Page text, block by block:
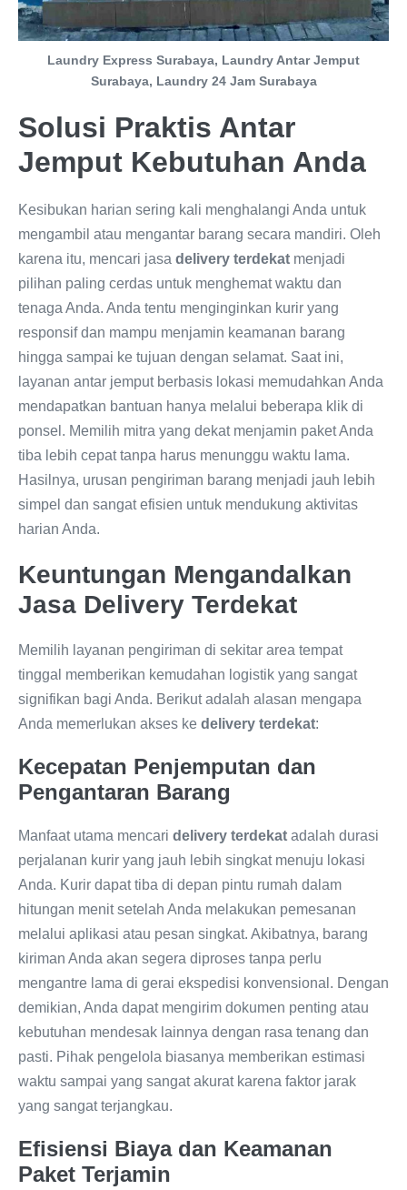
Laundry Express Surabaya, Laundry Antar Jemput
Surabaya, Laundry 24 Jam Surabaya
Solusi Praktis Antar
Jemput Kebutuhan Anda
Kesibukan harian sering kali menghalangi Anda untuk
mengambil atau mengantar barang secara mandiri. Oleh
karena itu, mencari jasa delivery terdekat menjadi
pilihan paling cerdas untuk menghemat waktu dan
tenaga Anda. Anda tentu menginginkan kurir yang
responsif dan mampu menjamin keamanan barang
hingga sampai ke tujuan dengan selamat. Saat ini,
layanan antar jemput berbasis lokasi memudahkan Anda
mendapatkan bantuan hanya melalui beberapa klik di
ponsel. Memilih mitra yang dekat menjamin paket Anda
tiba lebih cepat tanpa harus menunggu waktu lama.
Hasilnya, urusan pengiriman barang menjadi jauh lebih
simpel dan sangat efisien untuk mendukung aktivitas
harian Anda.
Keuntungan Mengandalkan
Jasa Delivery Terdekat
Memilih layanan pengiriman di sekitar area tempat
tinggal memberikan kemudahan logistik yang sangat
signifikan bagi Anda. Berikut adalah alasan mengapa
Anda memerlukan akses ke delivery terdekat:
Kecepatan Penjemputan dan
Pengantaran Barang
Manfaat utama mencari delivery terdekat adalah durasi
perjalanan kurir yang jauh lebih singkat menuju lokasi
Anda. Kurir dapat tiba di depan pintu rumah dalam
hitungan menit setelah Anda melakukan pemesanan
melalui aplikasi atau pesan singkat. Akibatnya, barang
kiriman Anda akan segera diproses tanpa perlu
mengantre lama di gerai ekspedisi konvensional. Dengan
demikian, Anda dapat mengirim dokumen penting atau
kebutuhan mendesak lainnya dengan rasa tenang dan
pasti. Pihak pengelola biasanya memberikan estimasi
waktu sampai yang sangat akurat karena faktor jarak
yang sangat terjangkau.
Efisiensi Biaya dan Keamanan
Paket Terjamin